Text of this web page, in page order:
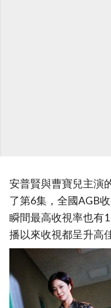
安普賢與曹寶兒主演
了第6集，全國AGB
瞬間最高收視率也有
播以來收視都呈升高